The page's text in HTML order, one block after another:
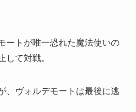
ートが唯一恐れた魔法使いの
して対戦。
、ヴォルデモートは最後に逃